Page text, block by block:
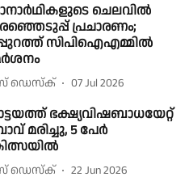
ചെലവിൽ
പ്രചാരണം;
സിപിഐഎമ്മിൽ
ഡെസ്ക് 07 Jul 2026
ഭക്ഷ്യവിഷബാധയേറ്റ്
മരിച്ചു, 5 പേർ
ഡെസ്ക് 22 Jun 2026